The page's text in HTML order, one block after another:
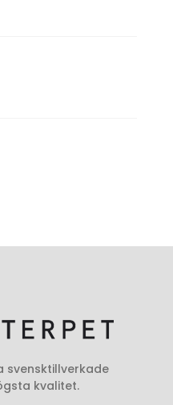
svensktillverkade
kvalitet.